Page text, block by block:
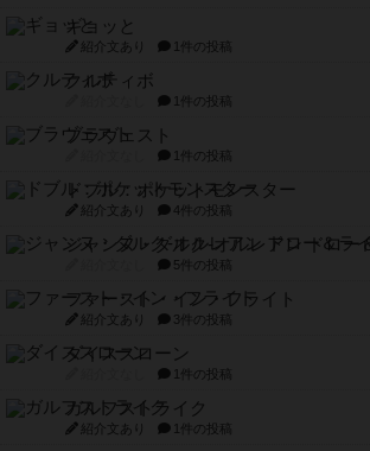
ギョッと
紹介文あり 1件の投稿
クルティボ
1件の投稿
ブラヴェスト
1件の投稿
ドブル：ポケットモンスター
紹介文あり 4件の投稿
ジャンヌ・ダルク-オルレアン ドロー
5件の投稿
ファースト・イン・フライト
紹介文あり 3件の投稿
ダイススローン
1件の投稿
ガルフストライク
紹介文あり 1件の投稿